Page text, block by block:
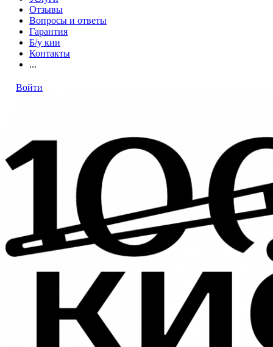
Отзывы
Вопросы и ответы
Гарантия
Б/у кии
Контакты
...
Войти